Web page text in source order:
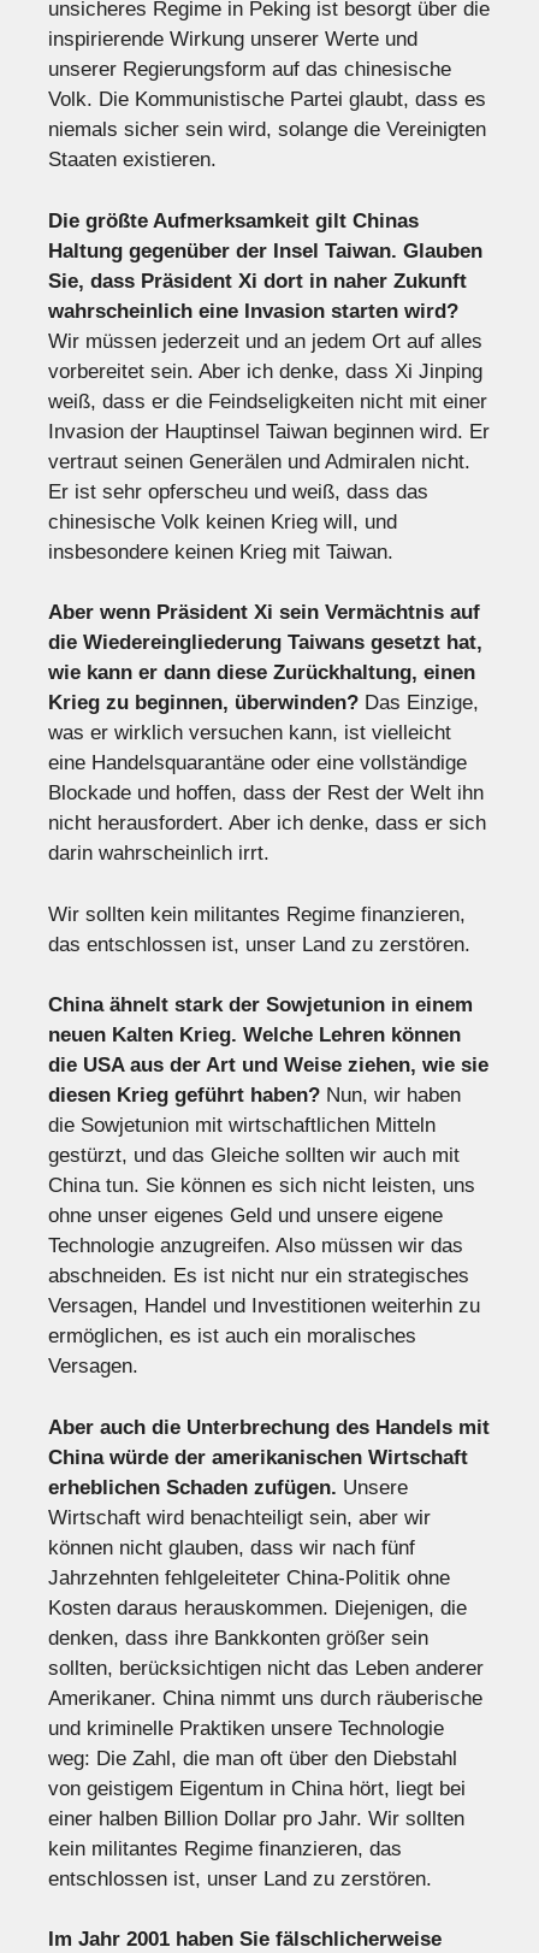
unsicheres Regime in Peking ist besorgt über die
inspirierende Wirkung unserer Werte und
unserer Regierungsform auf das chinesische
Volk. Die Kommunistische Partei glaubt, dass es
niemals sicher sein wird, solange die Vereinigten
Staaten existieren.
Die größte Aufmerksamkeit gilt Chinas
Haltung gegenüber der Insel Taiwan. Glauben
Sie, dass Präsident Xi dort in naher Zukunft
wahrscheinlich eine Invasion starten wird?
Wir müssen jederzeit und an jedem Ort auf alles
vorbereitet sein. Aber ich denke, dass Xi Jinping
weiß, dass er die Feindseligkeiten nicht mit einer
Invasion der Hauptinsel Taiwan beginnen wird. Er
vertraut seinen Generälen und Admiralen nicht.
Er ist sehr opferscheu und weiß, dass das
chinesische Volk keinen Krieg will, und
insbesondere keinen Krieg mit Taiwan.
Aber wenn Präsident Xi sein Vermächtnis auf
die Wiedereingliederung Taiwans gesetzt hat,
wie kann er dann diese Zurückhaltung, einen
Krieg zu beginnen, überwinden? Das Einzige,
was er wirklich versuchen kann, ist vielleicht
eine Handelsquarantäne oder eine vollständige
Blockade und hoffen, dass der Rest der Welt ihn
nicht herausfordert. Aber ich denke, dass er sich
darin wahrscheinlich irrt.
Wir sollten kein militantes Regime finanzieren,
das entschlossen ist, unser Land zu zerstören.
China ähnelt stark der Sowjetunion in einem
neuen Kalten Krieg. Welche Lehren können
die USA aus der Art und Weise ziehen, wie sie
diesen Krieg geführt haben? Nun, wir haben
die Sowjetunion mit wirtschaftlichen Mitteln
gestürzt, und das Gleiche sollten wir auch mit
China tun. Sie können es sich nicht leisten, uns
ohne unser eigenes Geld und unsere eigene
Technologie anzugreifen. Also müssen wir das
abschneiden. Es ist nicht nur ein strategisches
Versagen, Handel und Investitionen weiterhin zu
ermöglichen, es ist auch ein moralisches
Versagen.
Aber auch die Unterbrechung des Handels mit
China würde der amerikanischen Wirtschaft
erheblichen Schaden zufügen. Unsere
Wirtschaft wird benachteiligt sein, aber wir
können nicht glauben, dass wir nach fünf
Jahrzehnten fehlgeleiteter China-Politik ohne
Kosten daraus herauskommen. Diejenigen, die
denken, dass ihre Bankkonten größer sein
sollten, berücksichtigen nicht das Leben anderer
Amerikaner. China nimmt uns durch räuberische
und kriminelle Praktiken unsere Technologie
weg: Die Zahl, die man oft über den Diebstahl
von geistigem Eigentum in China hört, liegt bei
einer halben Billion Dollar pro Jahr. Wir sollten
kein militantes Regime finanzieren, das
entschlossen ist, unser Land zu zerstören.
Im Jahr 2001 haben Sie fälschlicherweise